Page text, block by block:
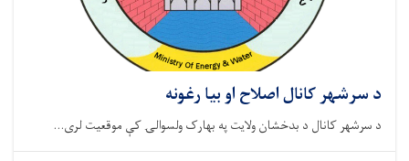
د سرشهر کانال اصلاح او بیا رغونه
د سرشهر کانال د بدخشان ولایت په بهارک ولسوالۍ کې موقعیت لری...